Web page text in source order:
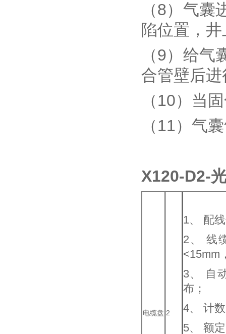
（8）气
陷位置，
（9）给
合管壁后
（10）当
（11）气
X120-D2-
电缆盘 2
1、 配
2、 线
<15mm
3、 自
布；
4、 计
5、 额